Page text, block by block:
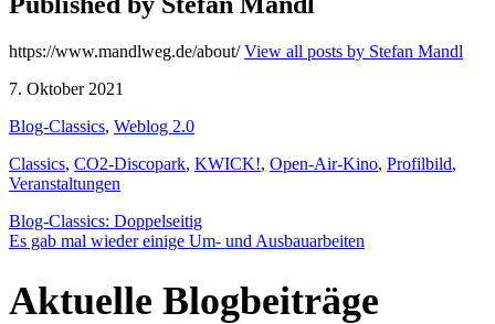
https://www.mandlweg.de/about/View all posts by Stefan Mandl
7. Oktober 2021
Blog-Classics, Weblog 2.0
Classics, CO2-Discopark, KWICK!, Open-Air-Kino, Profilbild,
Veranstaltungen
Beitragsnavigation
Blog-Classics: Doppelseitig
Es gab mal wieder einige Um- und Ausbauarbeiten
Aktuelle Blogbeiträge